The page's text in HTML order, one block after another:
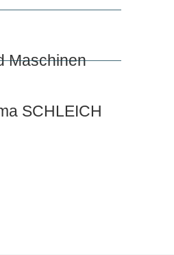
Maschinen
SCHLEICH